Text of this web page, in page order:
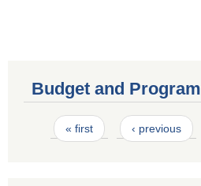
Budget and Program
Pages
« first ‹ previous